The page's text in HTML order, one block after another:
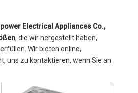
Electrical Appliances Co.,
, die wir hergestellt haben,
Wir bieten online,
uns zu kontaktieren, wenn Sie an